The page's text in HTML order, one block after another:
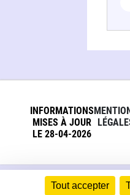
Tout accepter
INFORMATIONS
MISES À JOUR
LE 28-04-2026